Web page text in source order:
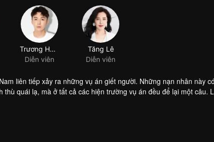
Trương Hạo Duy
Diễn viên
Tăng Lê
Diễn viên
liên tiếp xảy ra những vụ án giết người. Những nạn nhân này
quái lạ, mà ở tất cả các hiện trường vụ án đều để lại một câu.
điều tra phá án. Trong quá trình đi sâu điều tra, mọi hạng người,
năm trước dần dần được hé lộ. Rốt cuộc hung thủ là ai, và